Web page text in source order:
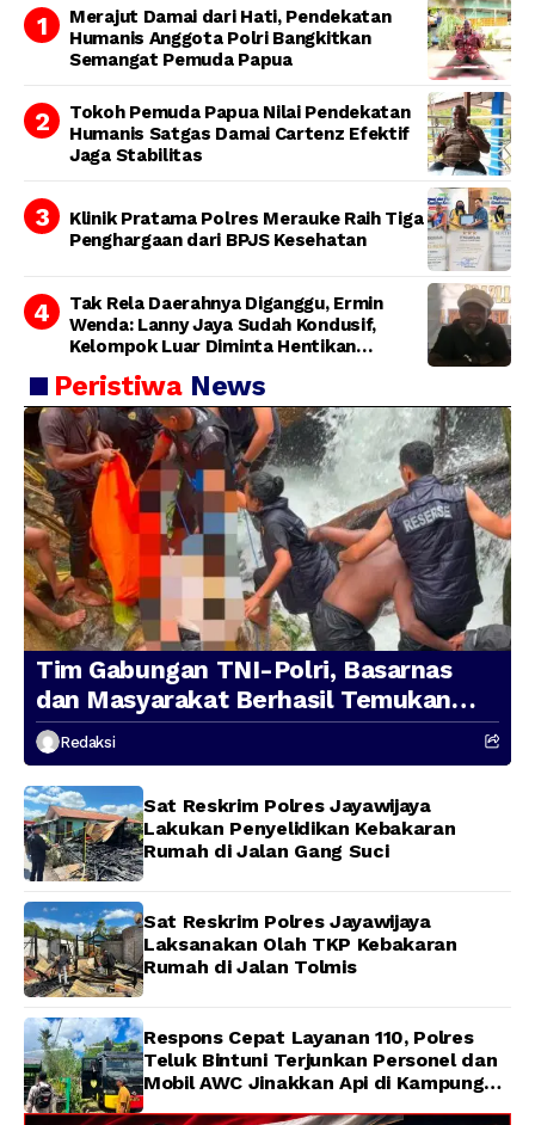
Merajut Damai dari Hati, Pendekatan
Humanis Anggota Polri Bangkitkan
Semangat Pemuda Papua
Tokoh Pemuda Papua Nilai Pendekatan
Humanis Satgas Damai Cartenz Efektif
Jaga Stabilitas
Klinik Pratama Polres Merauke Raih Tiga
Penghargaan dari BPJS Kesehatan
Tak Rela Daerahnya Diganggu, Ermin
Wenda: Lanny Jaya Sudah Kondusif,
Kelompok Luar Diminta Hentikan
Peristiwa News
Tim Gabungan TNI-Polri, Basarnas
dan Masyarakat Berhasil Temukan
Presenter TVRI Papua Barat yang
Hilang di Sungai Memti
Redaksi
Sat Reskrim Polres Jayawijaya
Lakukan Penyelidikan Kebakaran
Rumah di Jalan Gang Suci
Sat Reskrim Polres Jayawijaya
Laksanakan Olah TKP Kebakaran
Rumah di Jalan Tolmis
Respons Cepat Layanan 110, Polres
Teluk Bintuni Terjunkan Personel dan
Mobil AWC Jinakkan Api di Kampung